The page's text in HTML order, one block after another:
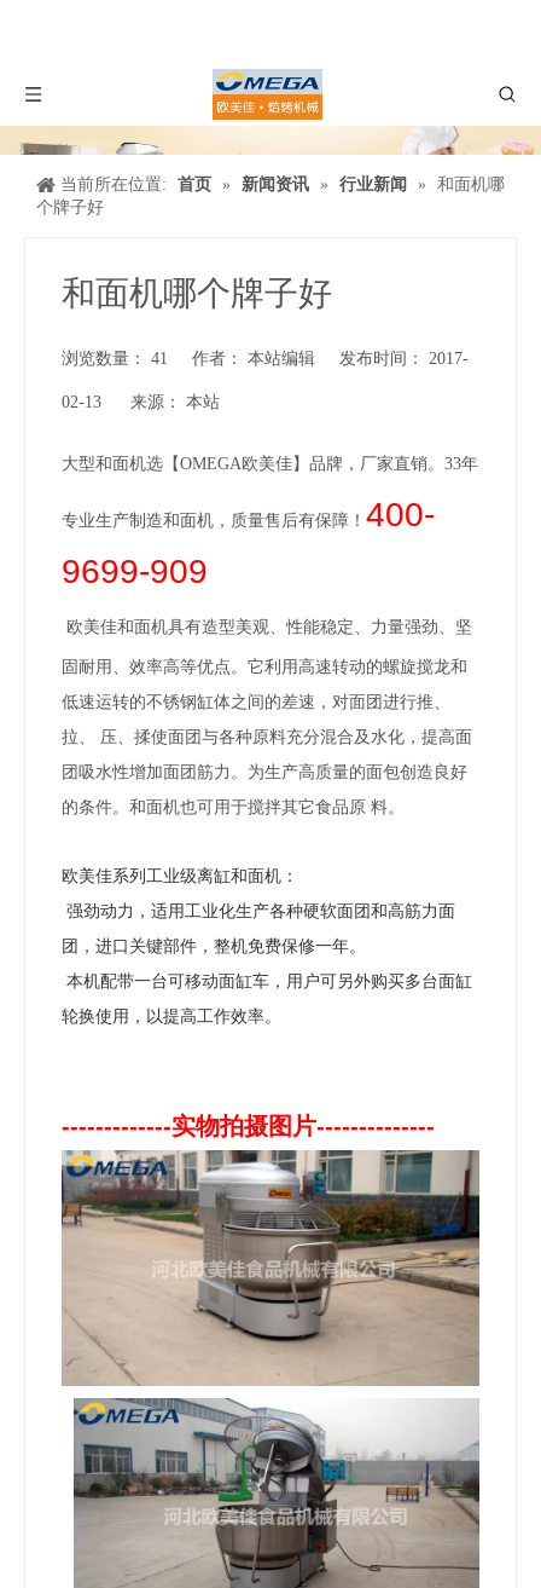
当前所在位置: 首页 » 新闻资讯 » 行业新闻 »
和面机哪
个牌子好
和面机哪个牌子好
浏览数量： 41 作者： 本站编辑 发布时间： 2017-
02-13 来源： 本站
["wechat","weibo","qzone","douban","email"]
大型和面机选【OMEGA欧美佳】品牌，厂家直销。33年
专业生产制造和面机，质量售后有保障！ 400-
9699-909
欧美佳和面机具有造型美观、性能稳定、力量强劲、坚
固耐用、效率高等优点。它利用高速转动的螺旋搅龙和
低速运转的不锈钢缸体之间的差速，对面团进行推、
拉、 压、揉使面团与各种原料充分混合及水化，提高面
团吸水性增加面团筋力。为生产高质量的面包创造良好
的条件。和面机也可用于搅拌其它食品原 料。
欧美佳系列工业级离缸和面机：
强劲动力，适用工业化生产各种硬软面团和高筋力面
团，进口关键部件，整机免费保修一年。
本机配带一台可移动面缸车，用户可另外购买多台面缸
轮换使用，以提高工作效率。
-------------实物拍摄图片--------------